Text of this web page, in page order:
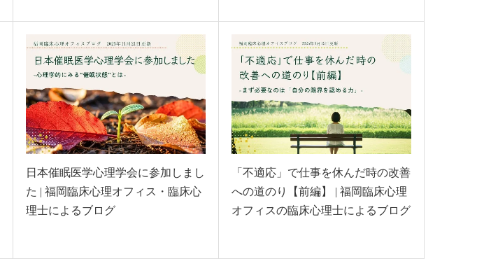
日本催眠医学心理学会に参加しまし
た | 福岡臨床心理オフィス・臨床心
理士によるブログ
「不適応」で仕事を休んだ時の改善
への道のり【前編】 | 福岡臨床心理
オフィスの臨床心理士によるブログ